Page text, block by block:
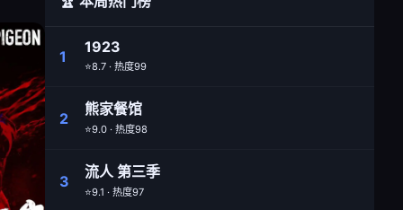
1
1923
⭐8.7 · 热度99
2
熊家餐馆
⭐9.0 · 热度98
3
流人 第三季
⭐9.1 · 热度97